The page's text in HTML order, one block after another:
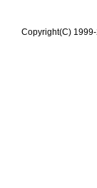
Copyright(C)